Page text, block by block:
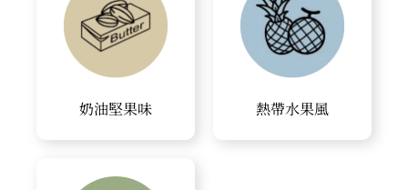
奶油堅果味 熱帶水果風